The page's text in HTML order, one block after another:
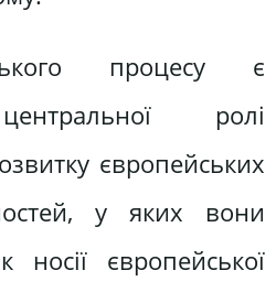
процесу є
ролі
європейських
у яких вони
носії європейської